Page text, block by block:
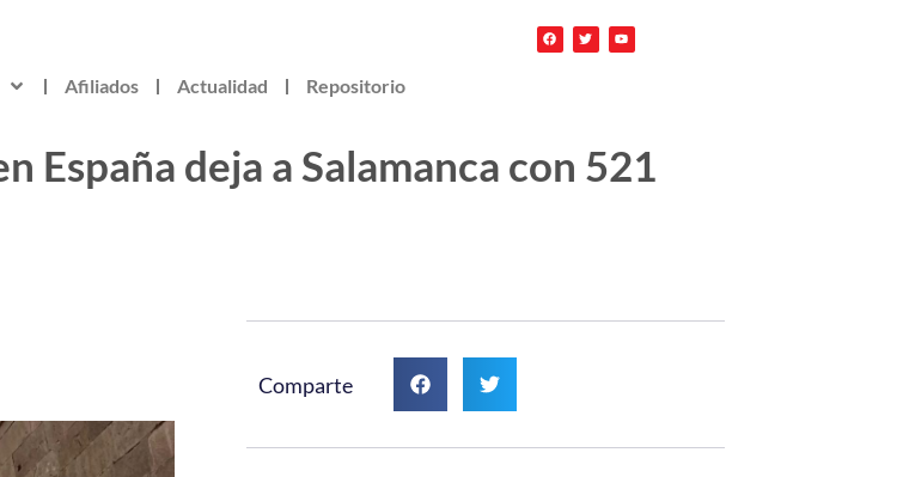
Afiliados Actualidad Repositorio
España deja a Salamanca con 521
Comparte